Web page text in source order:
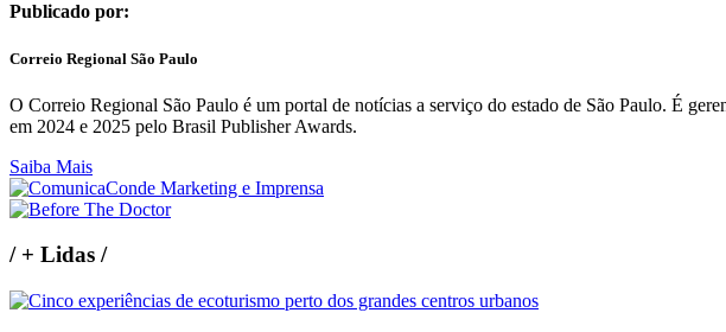
Publicado por:
Correio Regional São Paulo
O Correio Regional São Paulo é um portal de notícias a serviço do estado de São Paulo. É
em 2024 e 2025 pelo Brasil Publisher Awards.
Saiba Mais
/+ Lidas /